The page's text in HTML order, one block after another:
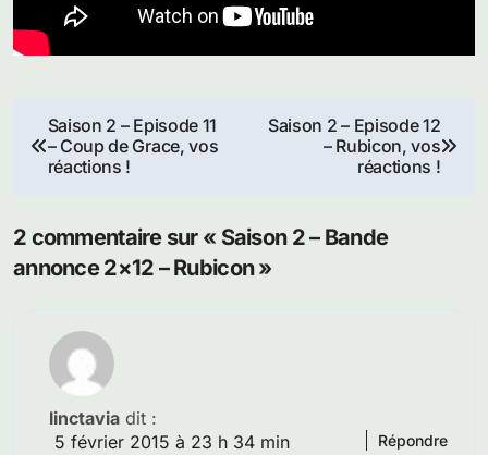
Navigation
de
Saison 2 – Episode 11
– Coup de Grace, vos
réactions !
Saison 2 – Episode 12
– Rubicon, vos
réactions !
2 commentaire sur « Saison 2 – Bande
annonce 2×12 – Rubicon »
linctavia dit :
5 février 2015 à 23 h 34 min
Répondre